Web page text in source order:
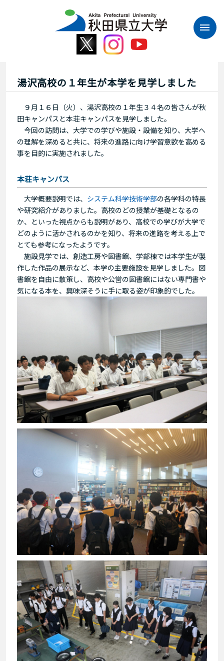
湯沢高校の１年生が本学を見学しました
９月１６日（火）、湯沢高校の１年生３４名の皆さんが秋
田キャンパスと本荘キャンパスを見学しました。
今回の訪問は、大学での学びや施設・設備を知り、大学へ
の理解を深めると共に、将来の進路に向け学習意欲を高める
事を目的に実施されました。
本荘キャンパス
大学概要説明では、 システム科学技術学部の各学科の特長
や研究紹介がありました。高校のどの授業が基礎となるの
か、といった視点からも説明があり、高校での学びが大学で
どのように活かされるのかを知り、将来の進路を考える上で
とても参考になったようです。
施設見学では、創造工房や図書館、学部棟では本学生が製
作した作品の展示など、本学の主要施設を見学しました。図
書館を自由に散策し、高校や公営の図書館にはない専門書や
気になる本を、興味深そうに手に取る姿が印象的でした。